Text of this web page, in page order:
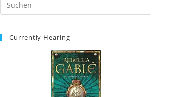
Currently Hearing